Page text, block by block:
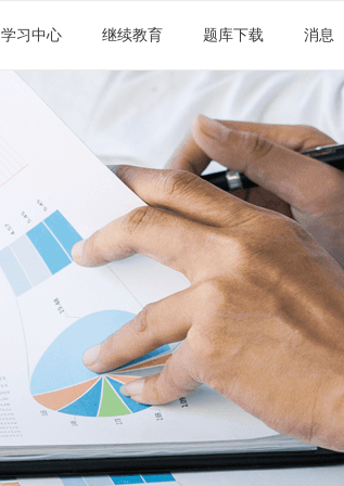
学习中心 继续教育 题库下载 消息